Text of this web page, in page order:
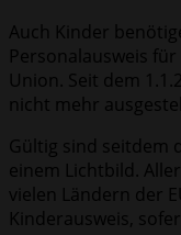
Auch Kinder
Personalausweis
Union. Seit dem
nicht mehr
Gültig sind seitdem
einem Lichtbild.
vielen Ländern der
Kinderausweis,